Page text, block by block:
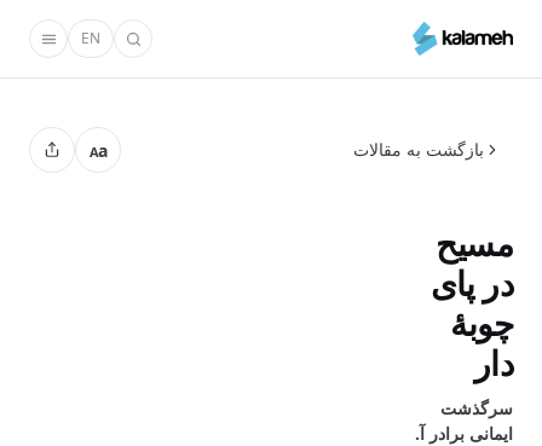
محتوای
EN
بازگشت به مقالات Aa
مسیح
در پای
چوبۀ
دار
سرگذشت
ایمانی برادر آ.